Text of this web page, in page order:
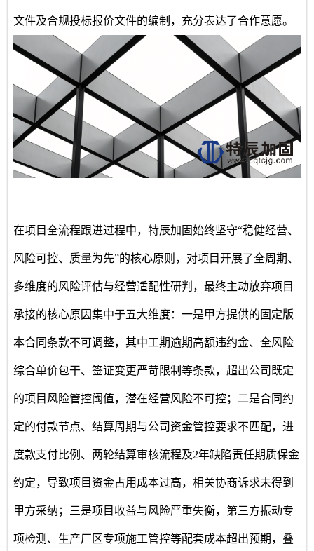
文件及合规投标报价文件的编制，充分表达了合作意愿。
在项目全流程跟进过程中，特辰加固始终坚守“稳健经营、
风险可控、质量为先”的核心原则，对项目开展了全周期、
多维度的风险评估与经营适配性研判，最终主动放弃项目
承接的核心原因集中于五大维度：一是甲方提供的固定版
本合同条款不可调整，其中工期逾期高额违约金、全风险
综合单价包干、签证变更严苛限制等条款，超出公司既定
的项目风险管控阈值，潜在经营风险不可控；二是合同约
定的付款节点、结算周期与公司资金管控要求不匹配，进
度款支付比例、两轮结算审核流程及2年缺陷责任期质保金
约定，导致项目资金占用成本过高，相关协商诉求未得到
甲方采纳；三是项目收益与风险严重失衡，第三方振动专
项检测、生产厂区专项施工管控等配套成本超出预期，叠